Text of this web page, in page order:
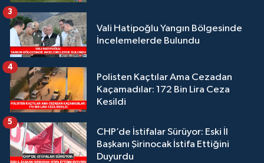
Vali Hatipoğlu Yangın Bölgesinde
İncelemelerde Bulundu
3
Polisten Kaçtılar Ama Cezadan
Kaçamadılar: 172 Bin Lira Ceza
Kesildi
4
CHP’de İstifalar Sürüyor: Eski İl
Başkanı Şirinocak İstifa Ettiğini
Duyurdu
5